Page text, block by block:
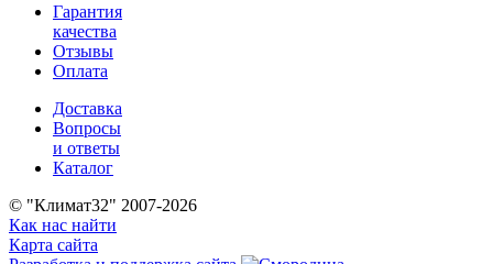
Гарантия
качества
Отзывы
Оплата
Доставка
Вопросы
и ответы
Каталог
© "Климат32" 2007-2026
Как нас найти
Карта сайта